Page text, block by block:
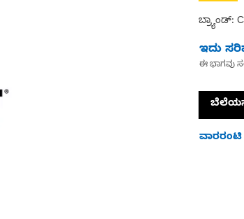
ಬ್ರ್ಯಾಂಡ್:
ಇದು
ಈ ಭಾಗವು